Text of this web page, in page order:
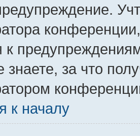
к
знаете, за что
к началу